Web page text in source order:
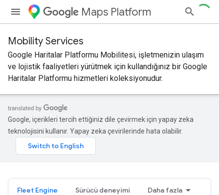
Maps Platform
Mobility Services
Google Haritalar Platformu Mobilitesi, işletmenizin ulaşım
ve lojistik faaliyetleri yürütmek için kullandığınız bir Google
Haritalar Platformu hizmetleri koleksiyonudur.
Google, içerikleri tercih ettiğiniz dile çevirmek için yapay zeka
teknolojisini kullanır. Yapay zeka çevirilerinde hata olabilir.
Fleet Engine Sürücü deneyimi Daha fazla